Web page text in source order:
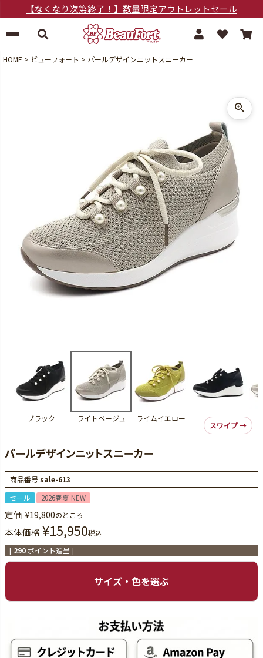
【なくなり次第終了！】数量限定アウトレットセール
HOME ビューフォート パールデザインニットスニーカー
ブラック ライトベージュ ライムイエロー
パールデザインニットスニーカー
商品番号sale-613
セール 2026春夏 NEW
定価 ¥19,800のところ
本体価格¥15,950税込
[ 290ポイント進呈 ]
サイズ・色を選ぶ